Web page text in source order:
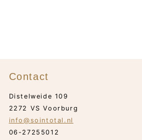
Contact
Distelweide 109
2272 VS Voorburg
info@sointotal.nl
06-27255012